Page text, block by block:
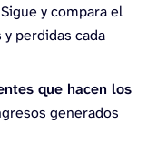
y compara el
perdidas cada
que hacen los
generados